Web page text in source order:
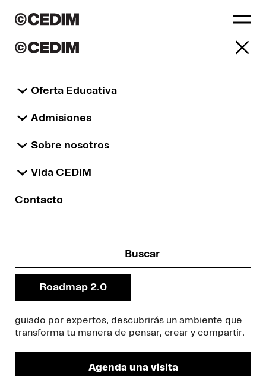
Oferta Educativa
Admisiones
Sobre nosotros
Vida CEDIM
Contacto
Buscar
Roadmap 2.0
Instalaciones
se vuelven experiencias
Aquí no solo estudias, vives la creatividad. Cada
rincón del campus —desde los talleres hasta las
aulas colaborativas— está diseñado para inspirarte y
guiado por expertos, descubrirás un ambiente que
transforma tu manera de pensar, crear y compartir.
Agenda una visita